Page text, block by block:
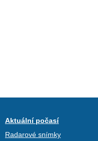
Aktuální počasí
Radarové snímky